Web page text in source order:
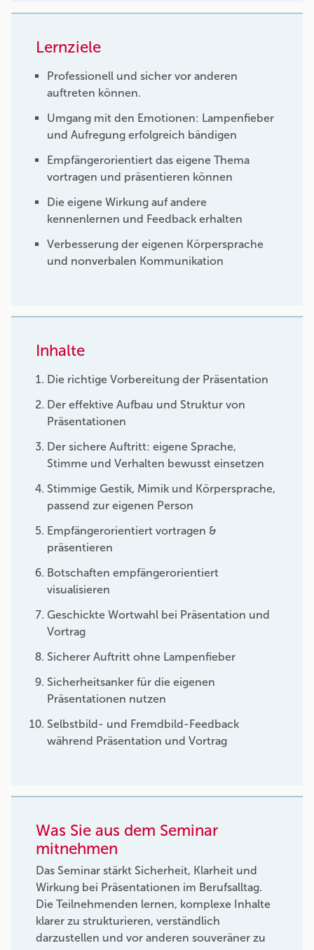
Lernziele
Professionell und sicher vor anderen
auftreten können.
Umgang mit den Emotionen: Lampenfieber
und Aufregung erfolgreich bändigen
Empfängerorientiert das eigene Thema
vortragen und präsentieren können
Die eigene Wirkung auf andere
kennenlernen und Feedback erhalten
Verbesserung der eigenen Körpersprache
und nonverbalen Kommunikation
Inhalte
Die richtige Vorbereitung der Präsentation
Der effektive Aufbau und Struktur von
Präsentationen
Der sichere Auftritt: eigene Sprache,
Stimme und Verhalten bewusst einsetzen
Stimmige Gestik, Mimik und Körpersprache,
passend zur eigenen Person
Empfängerorientiert vortragen &
präsentieren
Botschaften empfängerorientiert
visualisieren
Geschickte Wortwahl bei Präsentation und
Vortrag
Sicherer Auftritt ohne Lampenfieber
Sicherheitsanker für die eigenen
Präsentationen nutzen
Selbstbild- und Fremdbild-Feedback
während Präsentation und Vortrag
Was Sie aus dem Seminar
mitnehmen
Das Seminar stärkt Sicherheit, Klarheit und
Wirkung bei Präsentationen im Berufsalltag.
Die Teilnehmenden lernen, komplexe Inhalte
klarer zu strukturieren, verständlich
darzustellen und vor anderen souveräner zu